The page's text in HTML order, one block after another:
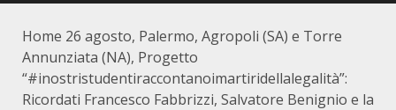
Home 26 agosto, Palermo, Agropoli (SA) e Torre
Annunziata (NA), Progetto
“#inostristudentiraccontanoimartiridellalegalità”:
Ricordati Francesco Fabbrizzi, Salvatore Benignio e la